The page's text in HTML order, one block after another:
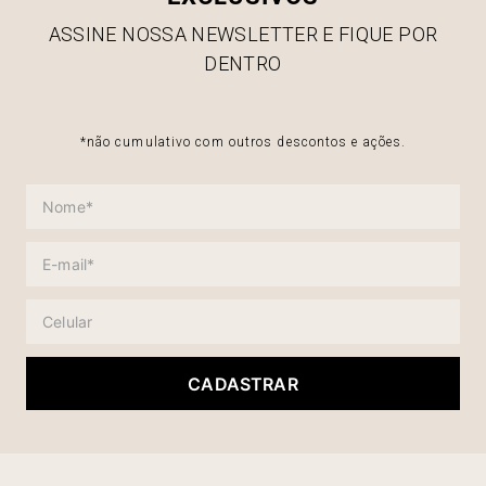
ASSINE NOSSA NEWSLETTER E FIQUE POR
DENTRO
*não cumulativo com outros descontos e ações.
CADASTRAR